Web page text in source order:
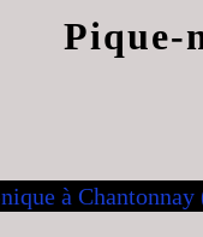
Pique-